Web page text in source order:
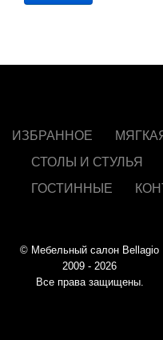
ИЗБРАННОЕ
СТОЛЫ И СТУЛЬЯ
ГОСТИННЫЕ
© Мебельный салон Bellagio
2009 - 2026
Все права защищены.